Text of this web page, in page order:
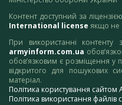
Контент доступний за ліцензією
International license якщо не
При використанні
armyinform.com.ua
обов’язковим є розміщення у
відкритого для пошукових
матеріал.
Політика користування сайтом
Політика використання файлів